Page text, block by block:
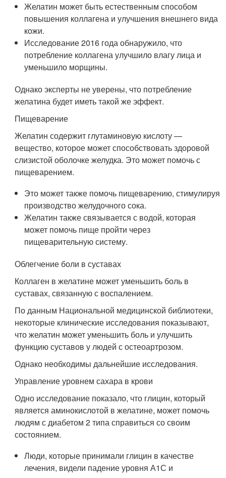
Желатин может быть естественным способом
повышения коллагена и улучшения внешнего вида
кожи.
Исследование 2016 года обнаружило, что
потребление коллагена улучшило влагу лица и
уменьшило морщины.
Однако эксперты не уверены, что потребление
желатина будет иметь такой же эффект.
Пищеварение
Желатин содержит глутаминовую кислоту —
вещество, которое может способствовать здоровой
слизистой оболочке желудка. Это может помочь с
пищеварением.
Это может также помочь пищеварению, стимулируя
производство желудочного сока.
Желатин также связывается с водой, которая
может помочь пище пройти через
пищеварительную систему.
Облегчение боли в суставах
Коллаген в желатине может уменьшить боль в
суставах, связанную с воспалением.
По данным Национальной медицинской библиотеки,
некоторые клинические исследования показывают,
что желатин может уменьшить боль и улучшить
функцию суставов у людей с остеоартрозом.
Однако необходимы дальнейшие исследования.
Управление уровнем сахара в крови
Одно исследование показало, что глицин, который
является аминокислотой в желатине, может помочь
людям с диабетом 2 типа справиться со своим
состоянием.
Люди, которые принимали глицин в качестве
лечения, видели падение уровня А1С и